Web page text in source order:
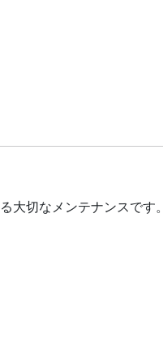
大切なメンテナンスです。